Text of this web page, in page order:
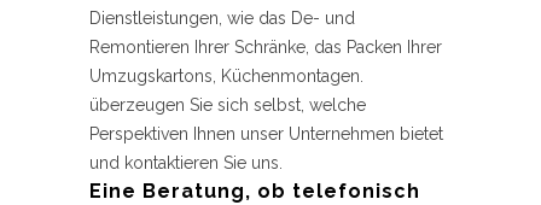
Dienstleistungen, wie das De- und
Remontieren Ihrer Schränke, das Packen Ihrer
Umzugskartons, Küchenmontagen.
überzeugen Sie sich selbst, welche
Perspektiven Ihnen unser Unternehmen bietet
und kontaktieren Sie uns.
Eine Beratung, ob telefonisch